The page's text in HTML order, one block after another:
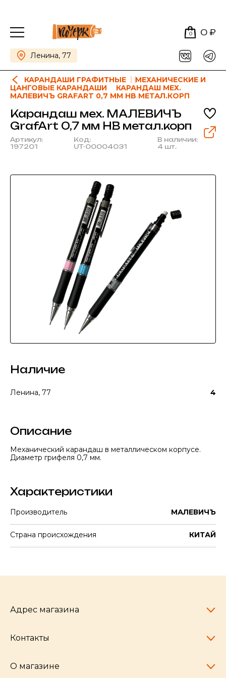
0 0 ₽
Ленина, 77
КАРАНДАШИ ГРАФИТНЫЕ
МЕХАНИЧЕСКИЕ И
ЦАНГОВЫЕ КАРАНДАШИ
КАРАНДАШ МЕХ.
МАЛЕВИЧЪ GRAFART 0,7 ММ HB МЕТАЛ.КОРП
Карандаш мех. МАЛЕВИЧЪ
GrafArt 0,7 мм HB метал.корп
Артикул:
197201
Код:
UT-00004031
В наличии:
4 шт.
Наличие
Ленина, 77 4
Описание
Механический карандаш в металлическом корпусе.
Диаметр грифеля 0,7 мм.
Характеристики
Производитель МАЛЕВИЧЪ
Страна происхождения КИТАЙ
Адрес магазина
Челябинск,
Контакты
pocherkartshop@mail.ru
О магазине